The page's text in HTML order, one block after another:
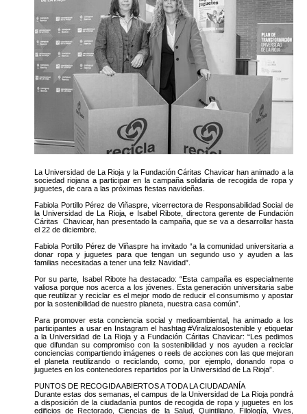
La Universidad de La Rioja y la Fundación Cáritas Chavicar han animado a la
sociedad riojana a participar en la campaña solidaria de recogida de ropa y
juguetes, de cara a las próximas fiestas navideñas.
Fabiola Portillo Pérez de Viñaspre, vicerrectora de Responsabilidad Social de
la Universidad de La Rioja, e Isabel Ribote, directora gerente de Fundación
Cáritas Chavicar, han presentado la campaña, que se va a desarrollar hasta
el 22 de diciembre.
Fabiola Portillo Pérez de Viñaspre ha invitado “a la comunidad universitaria a
donar ropa y juguetes para que tengan un segundo uso y ayuden a las
familias necesitadas a tener una feliz Navidad”.
Por su parte, Isabel Ribote ha destacado: “Esta campaña es especialmente
valiosa porque nos acerca a los jóvenes. Esta generación universitaria sabe
que reutilizar y reciclar es el mejor modo de reducir el consumismo y apostar
por la sostenibilidad de nuestro planeta, nuestra casa común”.
Para promover esta conciencia social y medioambiental, ha animado a los
participantes a usar en Instagram el hashtag #Viralizalosostenible y etiquetar
a la Universidad de La Rioja y a Fundación Cáritas Chavicar: “Les pedimos
que difundan su compromiso con la sostenibilidad y nos ayuden a reciclar
conciencias compartiendo imágenes o reels de acciones con las que mejoran
el planeta reutilizando o reciclando, como, por ejemplo, donando ropa o
juguetes en los contenedores repartidos por la Universidad de La Rioja”.
PUNTOS DE RECOGIDA ABIERTOS A TODA LA CIUDADANÍA
Durante estas dos semanas, el campus de la Universidad de La Rioja pondrá
a disposición de la ciudadanía puntos de recogida de ropa y juguetes en los
edificios de Rectorado, Ciencias de la Salud, Quintiliano, Filología, Vives,